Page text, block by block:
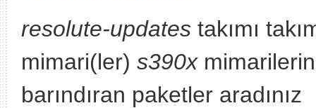
resolute-updates takımı
mimari(ler) s390x
barındıran paketler aradınız